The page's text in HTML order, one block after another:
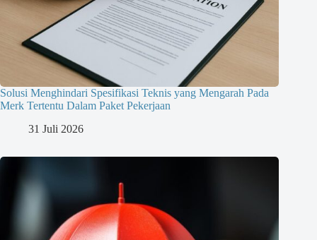
Solusi Menghindari Spesifikasi Teknis yang Mengarah Pada
Merk Tertentu Dalam Paket Pekerjaan
31 Juli 2026